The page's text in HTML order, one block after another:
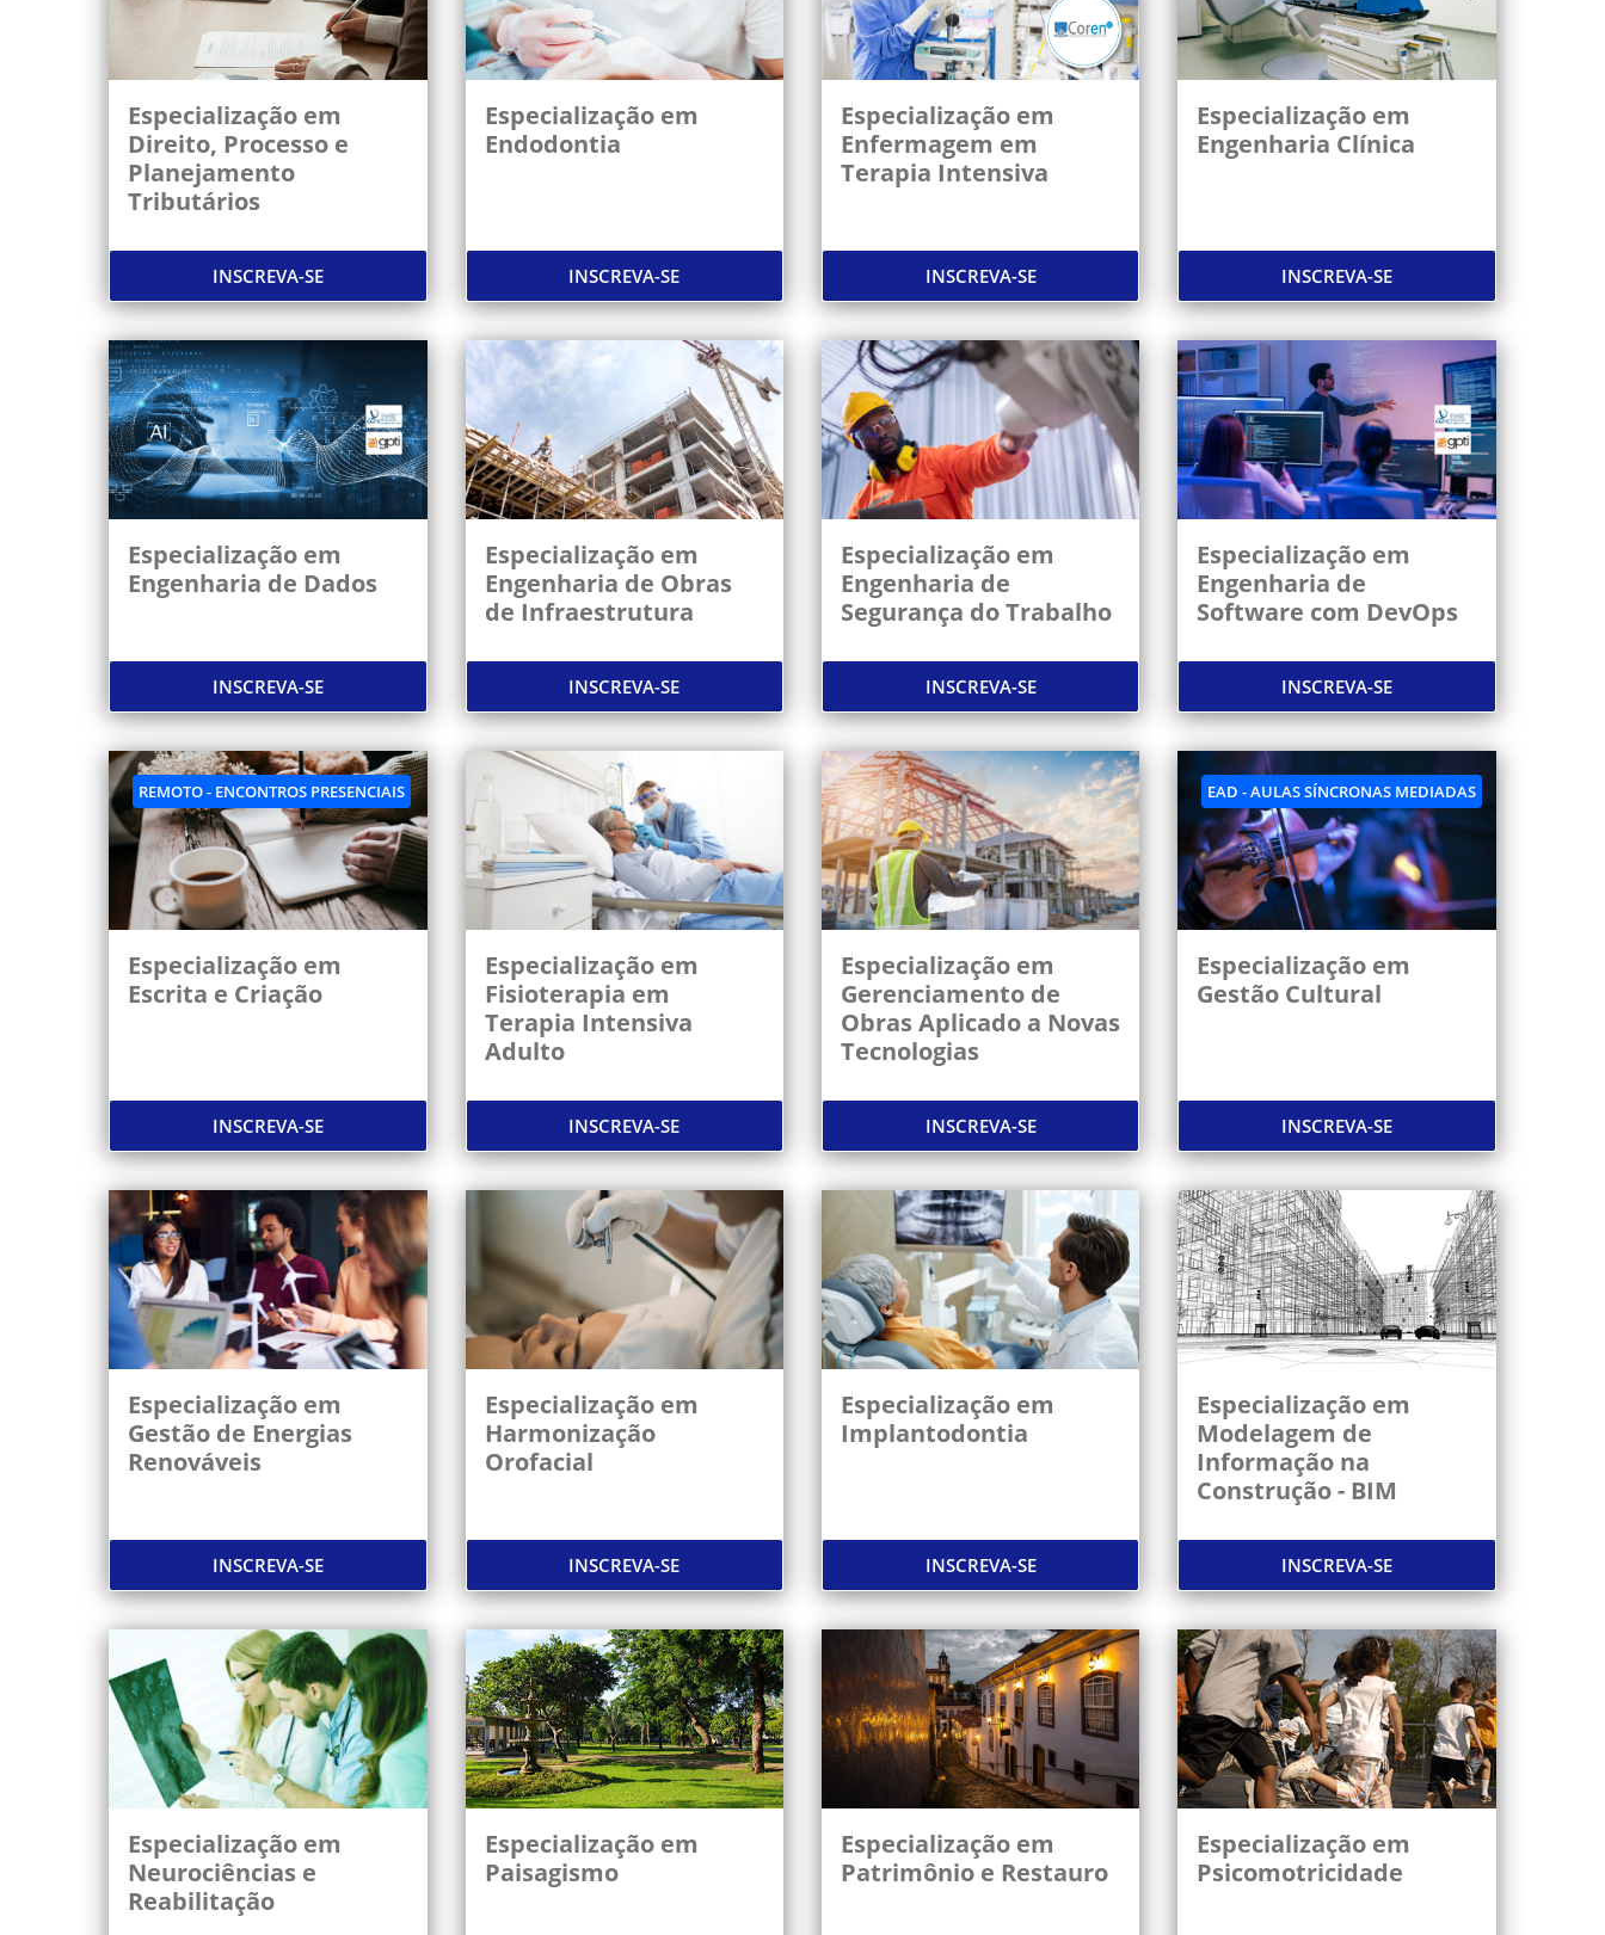
Especialização em
Direito, Processo e
Planejamento
Tributários
INSCREVA-SE
Especialização em
Endodontia
INSCREVA-SE
Especialização em
Enfermagem em
Terapia Intensiva
INSCREVA-SE
Especialização em
Engenharia Clínica
INSCREVA-SE
Especialização em
Engenharia de Dados
INSCREVA-SE
Especialização em
Engenharia de Obras
de Infraestrutura
INSCREVA-SE
Especialização em
Engenharia de
Segurança do Trabalho
INSCREVA-SE
Especialização em
Engenharia de
Software com DevOps
INSCREVA-SE
REMOTO - ENCONTROS PRESENCIAIS
Especialização em
Escrita e Criação
INSCREVA-SE
Especialização em
Fisioterapia em
Terapia Intensiva
Adulto
INSCREVA-SE
Especialização em
Gerenciamento de
Obras Aplicado a Novas
Tecnologias
INSCREVA-SE
EAD - AULAS SÍNCRONAS MEDIADAS
Especialização em
Gestão Cultural
INSCREVA-SE
Especialização em
Gestão de Energias
Renováveis
INSCREVA-SE
Especialização em
Harmonização
Orofacial
INSCREVA-SE
Especialização em
Implantodontia
INSCREVA-SE
Especialização em
Modelagem de
Informação na
Construção - BIM
INSCREVA-SE
Especialização em
Neurociências e
Reabilitação
Especialização em
Paisagismo
Especialização em
Patrimônio e Restauro
Especialização em
Psicomotricidade